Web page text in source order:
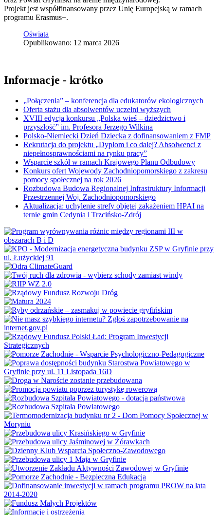
Projekt jest współfinansowany przez Unię Europejską w ramach
programu Erasmus+.
Oświata
Opublikowano: 12 marca 2026
Informacje - krótko
„Połączenia” – konferencja dla edukatorów ekologicznych
Oferta stażu dla absolwentów uczelni wyższych
XVIII edycja konkursu „Polska wieś – dziedzictwo i
przyszłość” im. Profesora Jerzego Wilkina
Polsko-Niemiecki Dzień Dziecka z dofinansowaniem z FMP
Rekrutacja do projektu „Dyplom i co dalej? Absolwenci z
niepełnosprawnościami na rynku pracy”
Wsparcie szkół w ramach Krajowego Planu Odbudowy
Konkurs ofert Wojewody Zachodniopomorskiego z zakresu
pomocy społecznej na rok 2026
Rozbudowa Budowa Regionalnej Infrastruktury Informacji
Przestrzennej Woj. Zachodniopomorskiego
Aktualizacja: uchylenie strefy objętej zakażeniem HPAI na
ternie gmin Cedynia i Trzcińsko-Zdrój